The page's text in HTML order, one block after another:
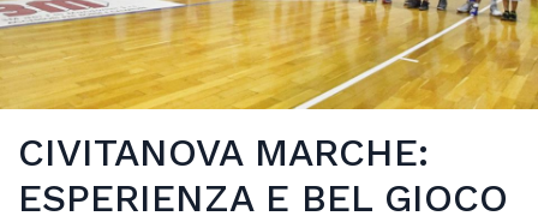
CIVITANOVA MARCHE:
ESPERIENZA E BEL GIOCO